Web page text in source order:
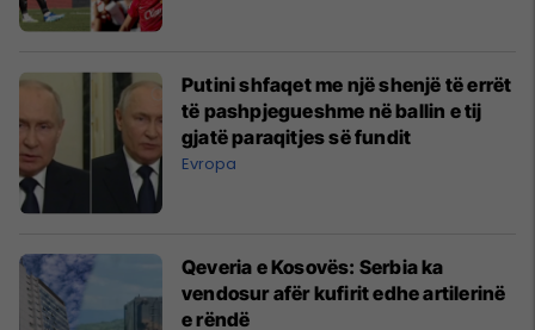
Putini shfaqet me një shenjë të errët
të pashpjegueshme në ballin e tij
gjatë paraqitjes së fundit
Evropa
Qeveria e Kosovës: Serbia ka
vendosur afër kufirit edhe artilerinë
e rëndë